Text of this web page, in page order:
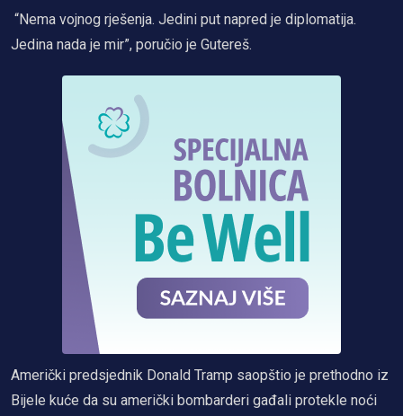
“Nema vojnog rješenja. Jedini put napred je diplomatija.
Jedina nada je mir”, poručio je Gutereš.
Američki predsjednik Donald Tramp saopštio je prethodno iz
Bijele kuće da su američki bombarderi gađali protekle noći